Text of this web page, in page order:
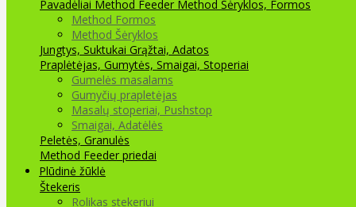
Pavadėliai Method Feeder Method Šėryklos, Formos
Method Formos
Method Šėryklos
Jungtys, Suktukai Grąžtai, Adatos
Praplėtėjas, Gumytės, Smaigai, Stoperiai
Gumelės masalams
Gumyčių prapletėjas
Masalų stoperiai, Pushstop
Smaigai, Adatėlės
Peletės, Granulės
Method Feeder priedai
Plūdinė žūklė
Štekeris
Rolikas stekeriui